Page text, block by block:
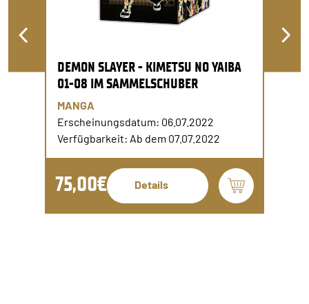
DEMON SLAYER - KIMETSU NO YAIBA
01-08 IM SAMMELSCHUBER
MANGA
Erscheinungsdatum: 06.07.2022
Verfügbarkeit: Ab dem 07.07.2022
75,00€ Details